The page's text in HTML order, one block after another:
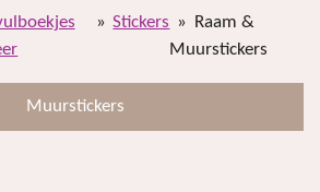
» Stickers » Raam &
Muurstickers
Muurstickers